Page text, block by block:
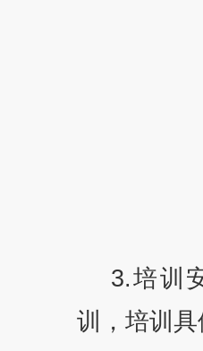
3.培训
训，培训